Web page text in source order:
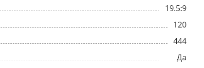
19.5:9
120
444
Да